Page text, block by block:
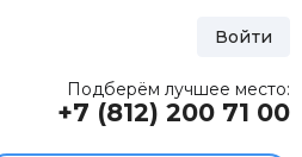
Войти
Подберём лучшее место:
+7 (812) 200 71 00